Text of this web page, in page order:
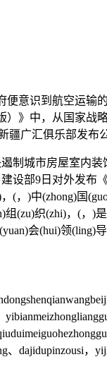
识到航空运输
》中，从国家
疆广汇俱乐部发布
市房屋室内装
设部9日对外发
(zhong)国(guo)
(zu)织(zhi)，(，)
会(hui)领
dajidupinzousi，